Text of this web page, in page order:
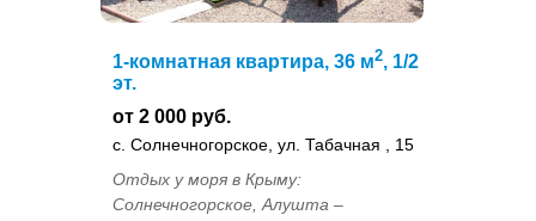
1-комнатная квартира, 36 м2, 1/2
эт.
от 2 000 руб.
с. Солнечногорское, ул. Табачная , 15
Отдых у моря в Крыму:
Солнечногорское, Алушта –